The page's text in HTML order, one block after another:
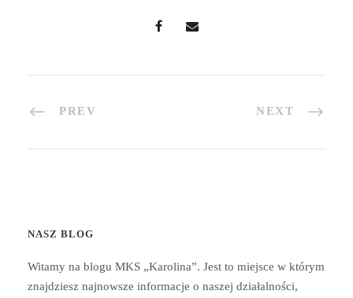
PREV NEXT
NASZ BLOG
Witamy na blogu MKS „Karolina”. Jest to miejsce w którym
znajdziesz najnowsze informacje o naszej działalności,